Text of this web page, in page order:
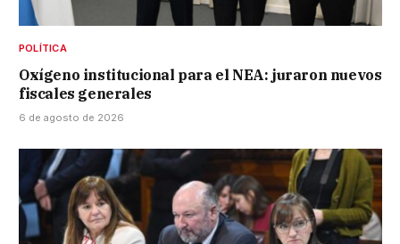
POLÍTICA
Oxígeno institucional para el NEA: juraron nuevos
fiscales generales
6 de agosto de 2026